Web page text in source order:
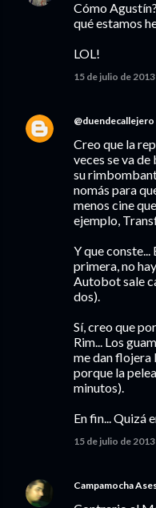
Cómo
qué estamos
LOL!
15 de julio de 2013
@duendecallejero
Creo que la
veces se va de
su
nomás para
menos cine
ejemplo,
Y que conste...
primera, no
Autobot sale
dos).
Sí, creo que
Rim... Los
me dan flojera
porque la
minutos).
En fin... Quizá
15 de julio de 2013
Campamocha